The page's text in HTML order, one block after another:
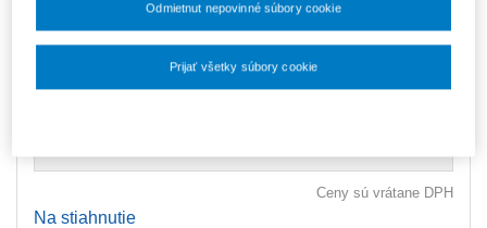
Čo je ASPI Akadémia?
Upozorňujeme, že v období od 1. 8. do 21. 8. z technických
Ceny sú vrátane DPH
Na stiahnutie
Odmietnut nepovinné súbory cookie
Prijať všetky súbory cookie